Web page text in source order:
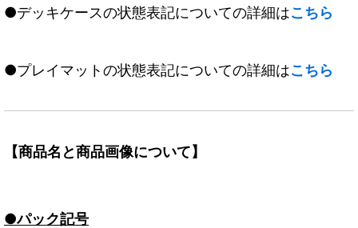
●デッキケースの状態表記についての詳細はこちら
●プレイマットの状態表記についての詳細はこちら
【商品名と商品画像について】
●パック記号